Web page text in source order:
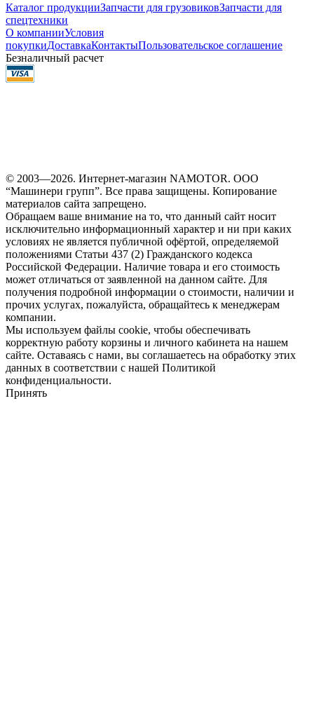
Каталог продукцииЗапчасти для грузовиковЗапчасти для
спецтехники
О компанииУсловия
покупкиДоставкаКонтактыПользовательское соглашение
Безналичный расчет
© 2003—2026. Интернет-магазин NAMOTOR. ООО
“Машинери групп”. Все права защищены. Копирование
материалов сайта запрещено.
Обращаем ваше внимание на то, что данный сайт носит
исключительно информационный характер и ни при каких
условиях не является публичной офёртой, определяемой
положениями Статьи 437 (2) Гражданского кодекса
Российской Федерации. Наличие товара и его стоимость
может отличаться от заявленной на данном сайте. Для
получения подробной информации о стоимости, наличии и
прочих услугах, пожалуйста, обращайтесь к менеджерам
компании.
Мы используем файлы cookie, чтобы обеспечивать
корректную работу корзины и личного кабинета на нашем
сайте. Оставаясь с нами, вы соглашаетесь на обработку этих
данных в соответствии с нашей Политикой
конфиденциальности.
Принять